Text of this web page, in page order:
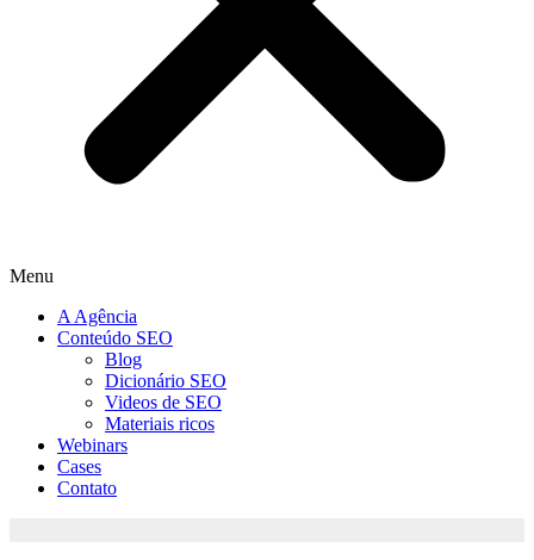
Menu
A Agência
Conteúdo SEO
Blog
Dicionário SEO
Videos de SEO
Materiais ricos
Webinars
Cases
Contato